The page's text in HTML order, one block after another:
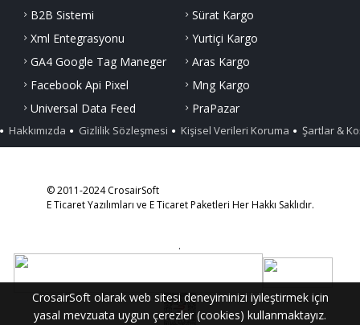
B2B Sistemi
Xml Entegrasyonu
GA4 Google Tag Maneger
Facebook Api Pixel
Universal Data Feed
Sürat Kargo
Yurtiçi Kargo
Aras Kargo
Mng Kargo
PraPazar
Hakkımızda Gizlilik Sözleşmesi Kişisel Verileri Koruma Şartlar &
© 2011-2024 CrosairSoft
E Ticaret Yazılımları ve E Ticaret Paketleri Her Hakkı Saklıdır.
.
CrosairSoft olarak web sitesi deneyiminizi iyileştirmek için
yasal mevzuata uygun çerezler (cookies) kullanmaktayız.